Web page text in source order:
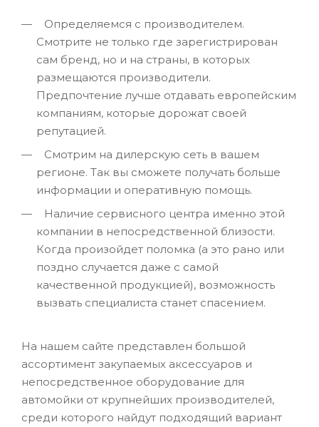
Определяемся с производителем.
Смотрите не только где зарегистрирован
сам бренд, но и на страны, в которых
размещаются производители.
Предпочтение лучше отдавать европейским
компаниям, которые дорожат своей
репутацией.
Смотрим на дилерскую сеть в вашем
регионе. Так вы сможете получать больше
информации и оперативную помощь.
Наличие сервисного центра именно этой
компании в непосредственной близости.
Когда произойдет поломка (а это рано или
поздно случается даже с самой
качественной продукцией), возможность
вызвать специалиста станет спасением.
На нашем сайте представлен большой
ассортимент закупаемых аксессуаров и
непосредственное оборудование для
автомойки от крупнейших производителей,
среди которого найдут подходящий вариант